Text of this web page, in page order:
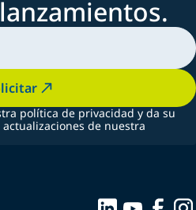
política de privacidad y da su
de nuestra